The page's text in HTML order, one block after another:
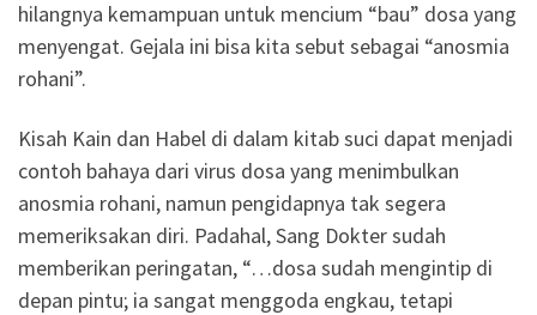
hilangnya kemampuan untuk mencium “bau” dosa yang
menyengat. Gejala ini bisa kita sebut sebagai “anosmia
rohani”.
Kisah Kain dan Habel di dalam kitab suci dapat menjadi
contoh bahaya dari virus dosa yang menimbulkan
anosmia rohani, namun pengidapnya tak segera
memeriksakan diri. Padahal, Sang Dokter sudah
memberikan peringatan, “…dosa sudah mengintip di
depan pintu; ia sangat menggoda engkau, tetapi